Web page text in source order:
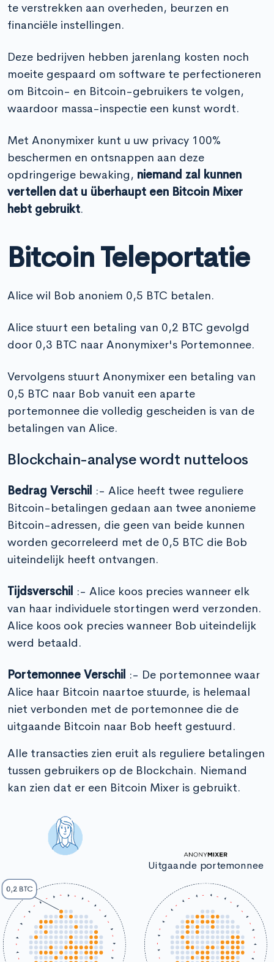
te verstrekken aan overheden, beurzen en
financiële instellingen.
Deze bedrijven hebben jarenlang kosten noch
moeite gespaard om software te perfectioneren
om Bitcoin- en Bitcoin-gebruikers te volgen,
waardoor massa-inspectie een kunst wordt.
Met Anonymixer kunt u uw privacy 100%
beschermen en ontsnappen aan deze
opdringerige bewaking, niemand zal kunnen
vertellen dat u überhaupt een Bitcoin Mixer
hebt gebruikt.
Bitcoin Teleportatie
Alice wil Bob anoniem 0,5 BTC betalen.
Alice stuurt een betaling van 0,2 BTC gevolgd
door 0,3 BTC naar Anonymixer's Portemonnee.
Vervolgens stuurt Anonymixer een betaling van
0,5 BTC naar Bob vanuit een aparte
portemonnee die volledig gescheiden is van de
betalingen van Alice.
Blockchain-analyse wordt nutteloos
Bedrag Verschil :- Alice heeft twee reguliere
Bitcoin-betalingen gedaan aan twee anonieme
Bitcoin-adressen, die geen van beide kunnen
worden gecorreleerd met de 0,5 BTC die Bob
uiteindelijk heeft ontvangen.
Tijdsverschil :- Alice koos precies wanneer elk
van haar individuele stortingen werd verzonden.
Alice koos ook precies wanneer Bob uiteindelijk
werd betaald.
Portemonnee Verschil :- De portemonnee waar
Alice haar Bitcoin naartoe stuurde, is helemaal
niet verbonden met de portemonnee die de
uitgaande Bitcoin naar Bob heeft gestuurd.
Alle transacties zien eruit als reguliere betalingen
tussen gebruikers op de Blockchain. Niemand
kan zien dat er een Bitcoin Mixer is gebruikt.
0,2 BTC
Uitgaande portemonnee